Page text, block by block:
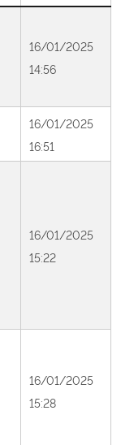
16/01/2025
14:56
16/01/2025
16:51
16/01/2025
15:22
16/01/2025
15:28